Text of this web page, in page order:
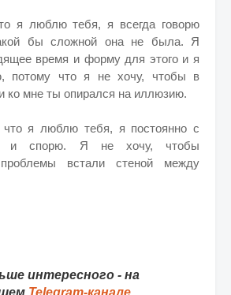
я люблю тебя, я всегда говорю
бы сложной она не была. Я
время и форму для этого и я
потому что я не хочу, чтобы в
ко мне ты опирался на иллюзию.
что я люблю тебя, я постоянно с
и спорю. Я не хочу, чтобы
встали стеной между
интересного - на
Telegram-канале